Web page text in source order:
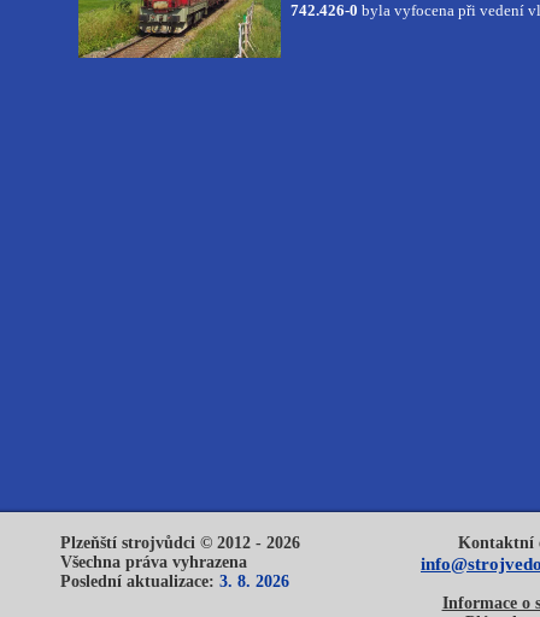
742.426-0 byla vyfocena při vedení
Plzeňští strojvůdci © 2012 - 2026
Všechna práva vyhrazena
Poslední aktualizace: 3. 8. 2026
Kontaktní
Informace o